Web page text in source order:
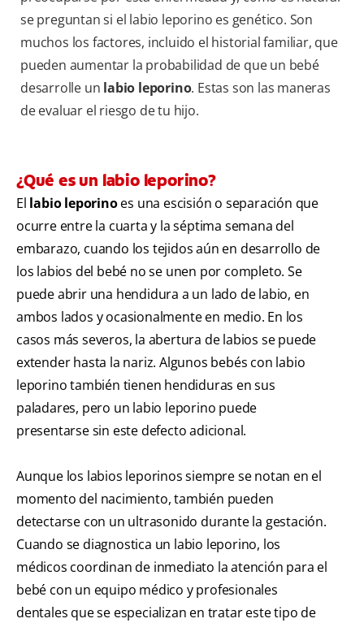
se preguntan si el labio leporino es genético. Son
muchos los factores, incluido el historial familiar, que
pueden aumentar la probabilidad de que un bebé
desarrolle un labio leporino. Estas son las maneras
de evaluar el riesgo de tu hijo.
¿Qué es un labio leporino?
El labio leporinoes una escisión o separación que
ocurre entre la cuarta y la séptima semana del
embarazo, cuando los tejidos aún en desarrollo de
los labios del bebé no se unen por completo. Se
puede abrir una hendidura a un lado de labio, en
ambos lados y ocasionalmente en medio. En los
casos más severos, la abertura de labios se puede
extender hasta la nariz. Algunos bebés con labio
leporino también tienen hendiduras en sus
paladares, pero un labio leporino puede
presentarse sin este defecto adicional.
Aunque los labios leporinos siempre se notan en el
momento del nacimiento, también pueden
detectarse con un ultrasonido durante la gestación.
Cuando se diagnostica un labio leporino, los
médicos coordinan de inmediato la atención para el
bebé con un equipo médico y profesionales
dentales que se especializan en tratar este tipo de